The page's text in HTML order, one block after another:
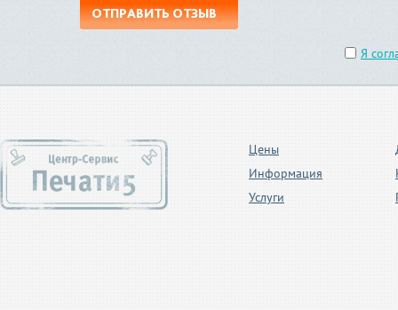
ОТПРАВИТЬ ОТЗЫВ
Я
Цены
Информация
Услуги